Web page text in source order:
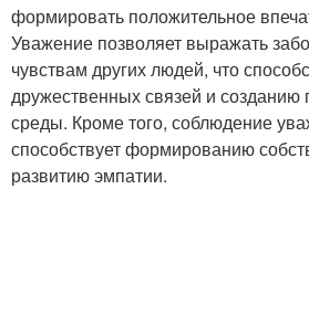
формировать положительное
Уважение позволяет выражать
чувствам других людей, что
дружественных связей и
среды. Кроме того, соблюдение
способствует формированию
развитию эмпатии.